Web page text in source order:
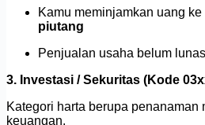
Kamu meminjamkan uang
piutang
Penjualan usaha belum
3. Investasi / Sekuritas (Kode
Kategori harta berupa penanaman
keuangan.